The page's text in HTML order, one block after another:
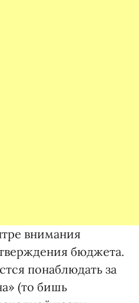
внимания
бюджета.
понаблюдать за
(то бишь